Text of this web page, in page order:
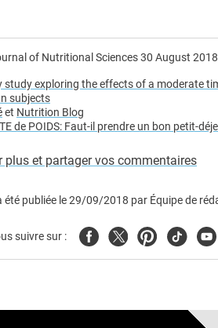
of Nutritional Sciences 30 August
study exploring the effects of a moderate
subjects
et Nutrition Blog
de POIDS: Faut-il prendre un bon petit-
plus et partager vos commentaires
publiée le29/09/2018 par Équipe de
suivre sur : FacebookTwitterPinterest
Tiktok